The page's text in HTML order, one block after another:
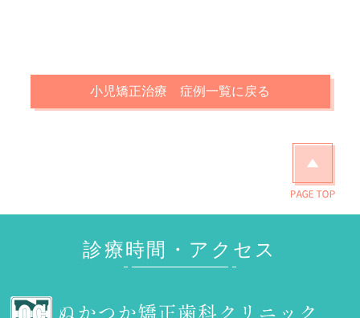
小児矯正治療 症例一覧に戻る
診療時間・アクセス